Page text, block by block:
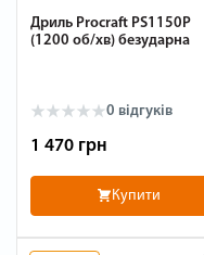
Дриль Procraft PS1150P
(1200 об/хв) безударна
0 відгуків
1 470 грн
Купити